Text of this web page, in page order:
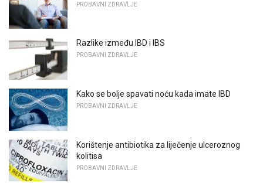
PROBAVNI ZDRAVLJE
Razlike između IBD i IBS
PROBAVNI ZDRAVLJE
Kako se bolje spavati noću kada imate IBD
PROBAVNI ZDRAVLJE
Korištenje antibiotika za liječenje ulceroznog
kolitisa
PROBAVNI ZDRAVLJE